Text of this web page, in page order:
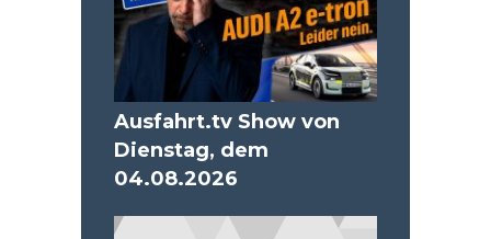
Ausfahrt.tv Show von
Dienstag, dem
04.08.2026